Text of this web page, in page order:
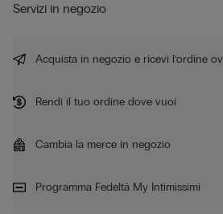
Servizi in negozio
Acquista in negozio e ricevi l’ordine
Rendi il tuo ordine dove vuoi
Cambia la merce in negozio
Programma Fedeltà My Intimissimi